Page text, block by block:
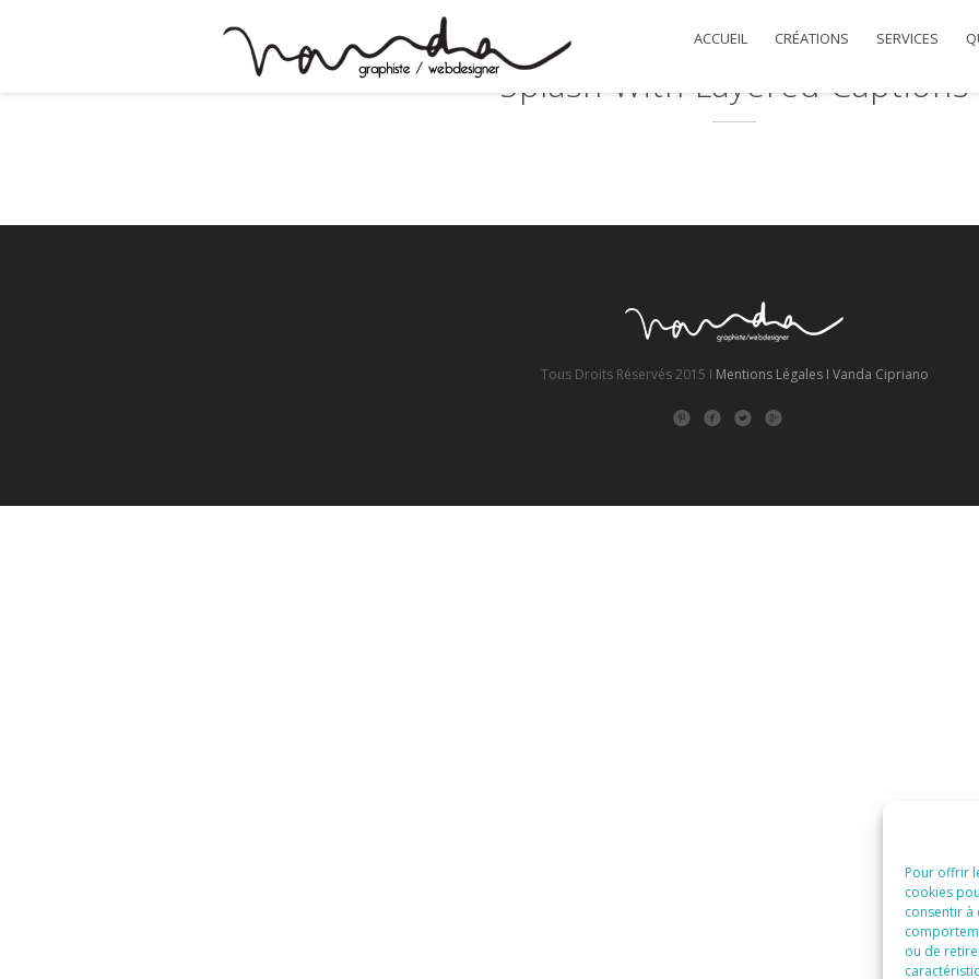
Pour offrir
cookies
consentir à
ou de
ACCUEIL CRÉATIONS SERVICES
Splash With Layered Captions
Yet Packed Full Of Cutting-edge Technology
LEARN MORE ABOUT ONEUP
Tous Droits Réservés 2015 I Mentions Légales I Vanda Cipriano